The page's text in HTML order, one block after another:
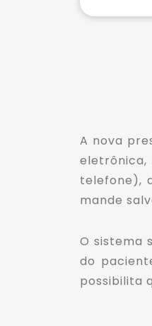
A nova
eletrônica,
telefone),
mande
O sistema
do
possibilita